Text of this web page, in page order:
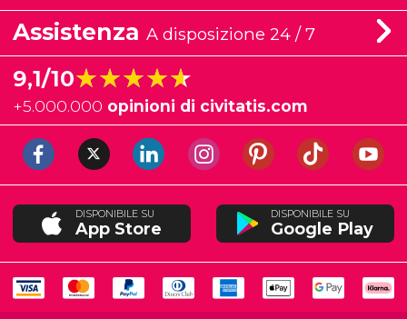
Assistenza A disposizione 24 / 7
9,1/10★★★★★
★★★★★
+5.000.000 opinioni di civitatis.com
DISPONIBILE SU
App Store
DISPONIBILE SU
Google Play